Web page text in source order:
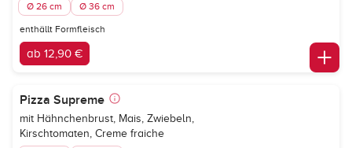
Ø 26 cm Ø 36 cm
enthällt Formfleisch
ab 12,90 €
Pizza Supreme
mit Hähnchenbrust, Mais, Zwiebeln,
Kirschtomaten, Creme fraiche